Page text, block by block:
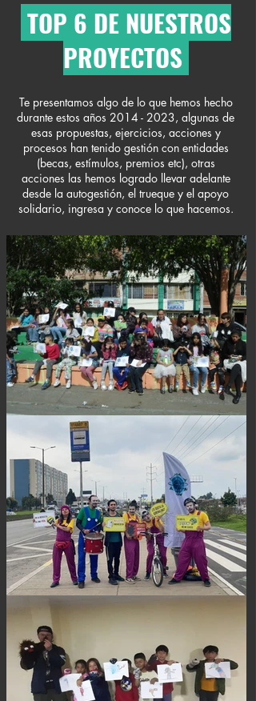
TOP 6 DE NUESTROS
PROYECTOS
Te presentamos algo de lo que hemos hecho
durante estos años 2014 - 2023, algunas de
esas propuestas, ejercicios, acciones y
procesos han tenido gestión con entidades
(becas, estímulos, premios etc), otras
acciones las hemos logrado llevar adelante
desde la autogestión, el trueque y el apoyo
solidario, ingresa y conoce lo que hacemos.